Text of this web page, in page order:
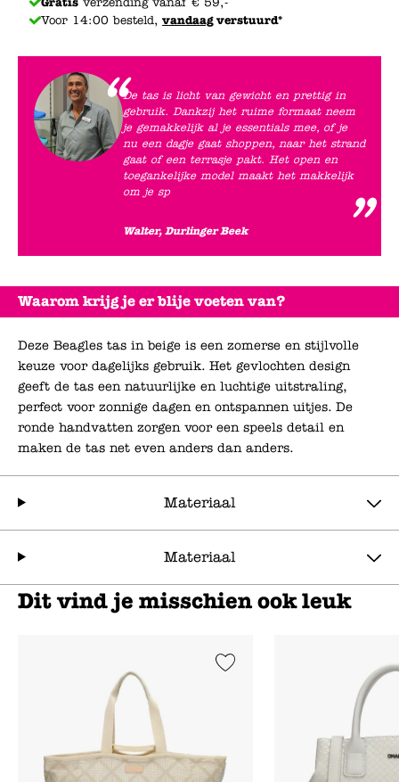
Waarom krijg je er blije voeten van?
Deze Beagles tas in beige is een zomerse en stijlvolle
keuze voor dagelijks gebruik. Het gevlochten design
geeft de tas een natuurlijke en luchtige uitstraling,
perfect voor zonnige dagen en ontspannen uitjes. De
ronde handvatten zorgen voor een speels detail en
maken de tas net even anders dan anders.
Materiaal
Materiaal
Voor 14:00 besteld, vandaagverstuurd*
De tas is licht van gewicht en prettig in
gebruik. Dankzij het ruime formaat neem
je gemakkelijk al je essentials mee, of je
nu een dagje gaat shoppen, naar het strand
gaat of een terrasje pakt. Het open en
toegankelijke model maakt het makkelijk
om je sp
Walter, Durlinger Beek
Dit vind je misschien ook leuk
Add to Wishlist